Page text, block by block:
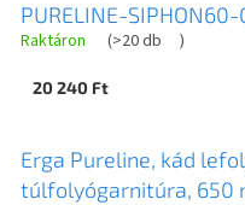
PURELINE-SIPHON60-
Raktáron (>20 db )
20 240 Ft
Erga Pureline, kád
túlfolyógarnitúra, 650